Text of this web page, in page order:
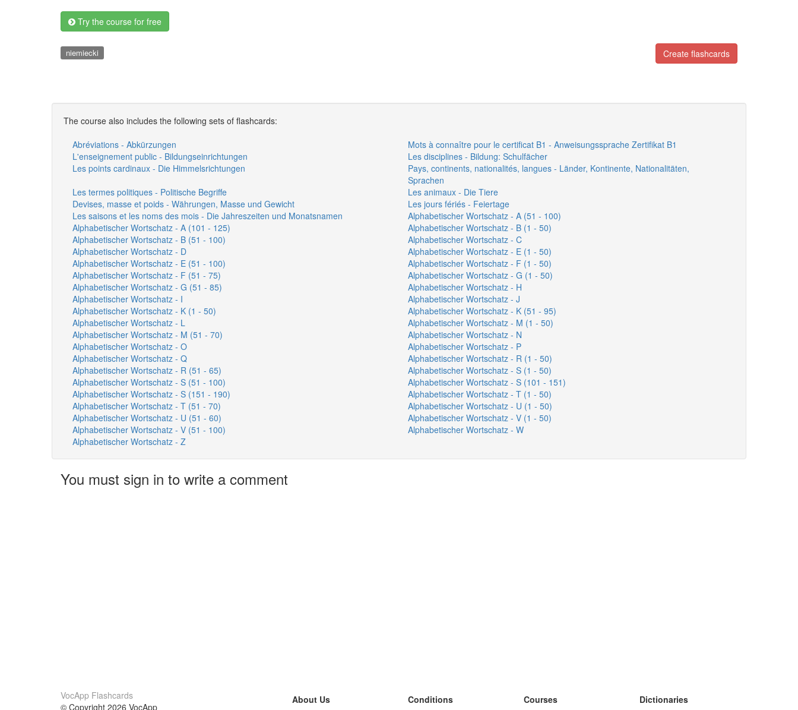
Try the course for free
Create flashcards
niemiecki
The course also includes the following sets of flashcards:
Abréviations - Abkürzungen
Mots à connaître pour le certificat B1 - Anweisungssprache Zertifikat B1
L'enseignement public - Bildungseinrichtungen
Les disciplines - Bildung: Schulfächer
Les points cardinaux - Die Himmelsrichtungen
Pays, continents, nationalités, langues - Länder, Kontinente, Nationalitäten,
Sprachen
Les termes politiques - Politische Begriffe
Les animaux - Die Tiere
Devises, masse et poids - Währungen, Masse und Gewicht
Les jours fériés - Feiertage
Les saisons et les noms des mois - Die Jahreszeiten und Monatsnamen
Alphabetischer Wortschatz - A (51 - 100)
Alphabetischer Wortschatz - A (101 - 125)
Alphabetischer Wortschatz - B (1 - 50)
Alphabetischer Wortschatz - B (51 - 100)
Alphabetischer Wortschatz - C
Alphabetischer Wortschatz - D
Alphabetischer Wortschatz - E (1 - 50)
Alphabetischer Wortschatz - E (51 - 100)
Alphabetischer Wortschatz - F (1 - 50)
Alphabetischer Wortschatz - F (51 - 75)
Alphabetischer Wortschatz - G (1 - 50)
Alphabetischer Wortschatz - G (51 - 85)
Alphabetischer Wortschatz - H
Alphabetischer Wortschatz - I
Alphabetischer Wortschatz - J
Alphabetischer Wortschatz - K (1 - 50)
Alphabetischer Wortschatz - K (51 - 95)
Alphabetischer Wortschatz - L
Alphabetischer Wortschatz - M (1 - 50)
Alphabetischer Wortschatz - M (51 - 70)
Alphabetischer Wortschatz - N
Alphabetischer Wortschatz - O
Alphabetischer Wortschatz - P
Alphabetischer Wortschatz - Q
Alphabetischer Wortschatz - R (1 - 50)
Alphabetischer Wortschatz - R (51 - 65)
Alphabetischer Wortschatz - S (1 - 50)
Alphabetischer Wortschatz - S (51 - 100)
Alphabetischer Wortschatz - S (101 - 151)
Alphabetischer Wortschatz - S (151 - 190)
Alphabetischer Wortschatz - T (1 - 50)
Alphabetischer Wortschatz - T (51 - 70)
Alphabetischer Wortschatz - U (1 - 50)
Alphabetischer Wortschatz - U (51 - 60)
Alphabetischer Wortschatz - V (1 - 50)
Alphabetischer Wortschatz - V (51 - 100)
Alphabetischer Wortschatz - W
Alphabetischer Wortschatz - Z
You must sign in to write a comment
VocApp Flashcards
© Copyright 2026 VocApp
About Us Conditions Courses Dictionaries